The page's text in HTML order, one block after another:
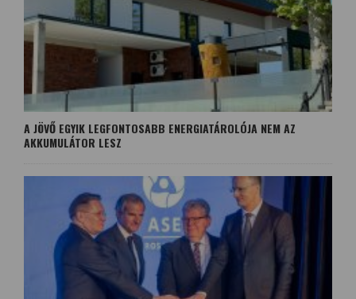
A JÖVŐ EGYIK LEGFONTOSABB ENERGIATÁROLÓJA NEM AZ
AKKUMULÁTOR LESZ